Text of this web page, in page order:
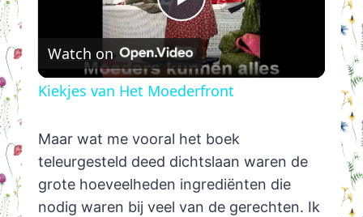
Play
Video
Watch on
Kiekjes van Het Moederfront
Maar wat me vooral het boek
teleurgesteld deed dichtslaan waren de
grote hoeveelheden ingrediënten die
nodig waren bij veel van de gerechten. Ik